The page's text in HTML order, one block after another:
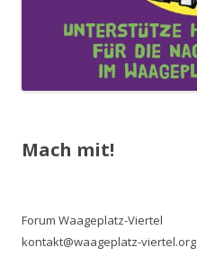
Mach mit!
Forum Waageplatz-Viertel
kontakt@waageplatz-viertel.org